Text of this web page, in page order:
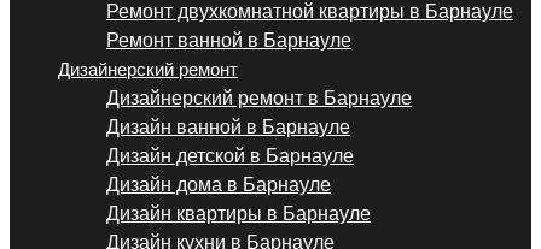
Ремонт двухкомнатной квартиры в Барнауле
Ремонт ванной в Барнауле
Дизайнерский ремонт
Дизайнерский ремонт в Барнауле
Дизайн ванной в Барнауле
Дизайн детской в Барнауле
Дизайн дома в Барнауле
Дизайн квартиры в Барнауле
Дизайн кухни в Барнауле